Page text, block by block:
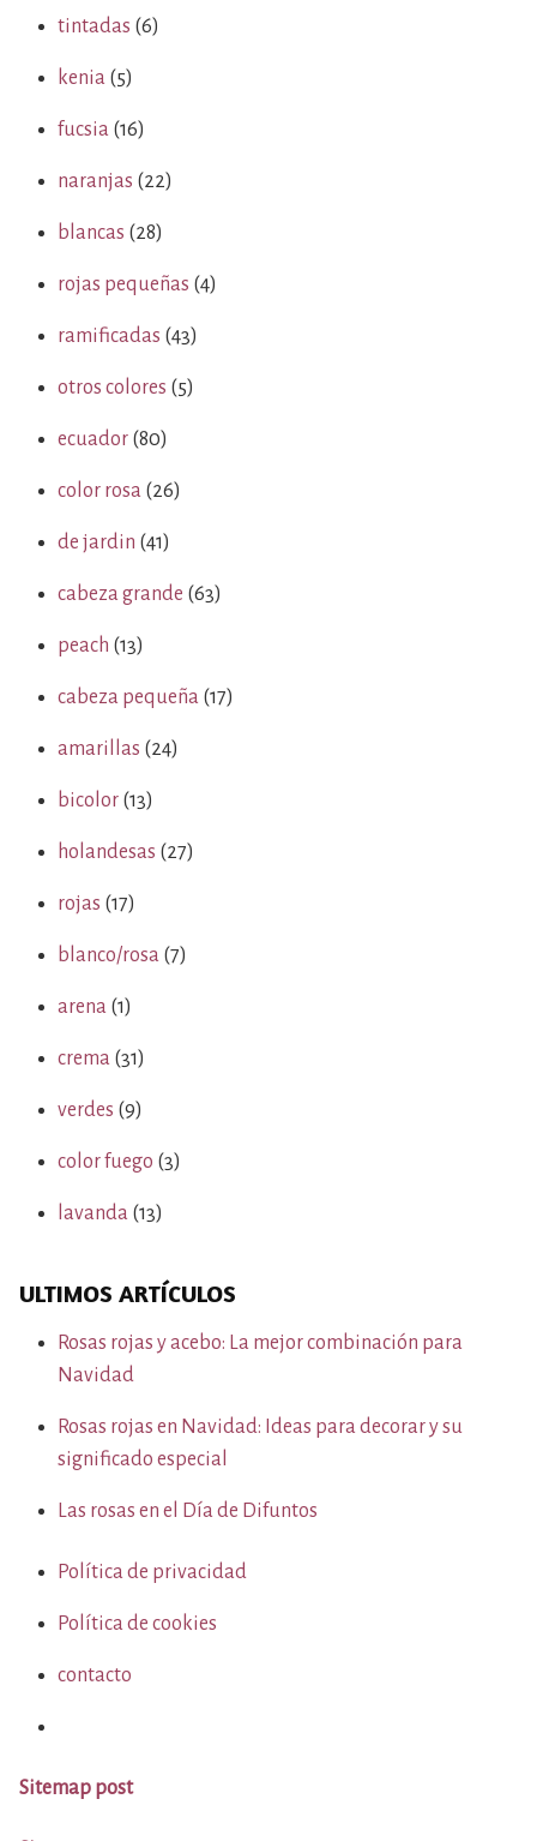
tintadas (6)
kenia (5)
fucsia (16)
naranjas (22)
blancas (28)
rojas pequeñas (4)
ramificadas (43)
otros colores (5)
ecuador (80)
color rosa (26)
de jardin (41)
cabeza grande (63)
peach (13)
cabeza pequeña (17)
amarillas (24)
bicolor (13)
holandesas (27)
rojas (17)
blanco/rosa (7)
arena (1)
crema (31)
verdes (9)
color fuego (3)
lavanda (13)
ULTIMOS ARTÍCULOS
Rosas rojas y acebo: La mejor combinación para
Navidad
Rosas rojas en Navidad: Ideas para decorar y su
significado especial
Las rosas en el Día de Difuntos
Política de privacidad
Política de cookies
contacto
Sitemap post